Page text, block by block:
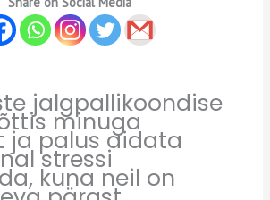
jalgpallikoondise
ttis minuga
ja palus aidata
stressi
kuna neil on